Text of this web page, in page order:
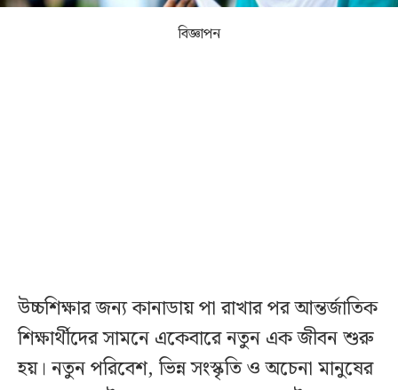
বিজ্ঞাপন
উচ্চশিক্ষার জন্য কানাডায় পা রাখার পর আন্তর্জাতিক
শিক্ষার্থীদের সামনে একেবারে নতুন এক জীবন শুরু
হয়। নতুন পরিবেশ, ভিন্ন সংস্কৃতি ও অচেনা মানুষের